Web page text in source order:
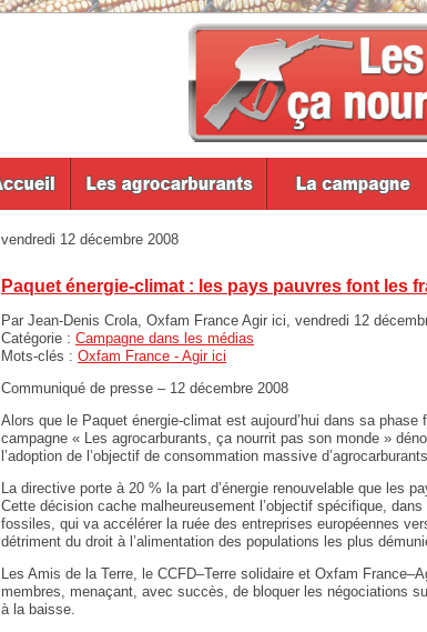
vendredi 12 décembre 2008
Paquet énergie-climat : les pays pauvres font les
Par Jean-Denis Crola, Oxfam France Agir ici, vendredi 12
Catégorie : Campagne dans les médias
Mots-clés : Oxfam France - Agir ici
Communiqué de presse – 12 décembre 2008
Alors que le Paquet énergie-climat est aujourd’hui dans sa
campagne « Les agrocarburants, ça nourrit pas son monde »
l’adoption de l’objectif de consommation massive
La directive porte à 20 % la part d’énergie renouvelable que les
Cette décision cache malheureusement l’objectif spécifique,
fossiles, qui va accélérer la ruée des entreprises européennes
détriment du droit à l’alimentation des populations les plus
Les Amis de la Terre, le CCFD–Terre solidaire et Oxfam
membres, menaçant, avec succès, de bloquer les négociations
à la baisse.